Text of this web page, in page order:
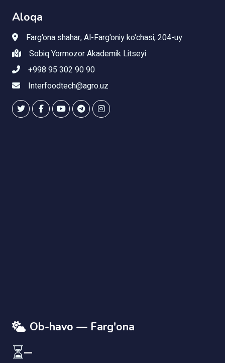
Aloqa
Farg'ona shahar, Al-Farg'oniy ko'chasi, 204-uy
Sobiq Yormozor Akademik Litseyi
+998 95 302 90 90
Interfoodtech@agro.uz
Ob-havo — Farg'ona
⏳—